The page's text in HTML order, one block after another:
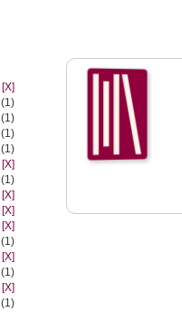
[X]
(1)
(1)
(1)
(1)
[X]
(1)
[X]
[X]
[X]
(1)
[X]
(1)
[X]
(1)